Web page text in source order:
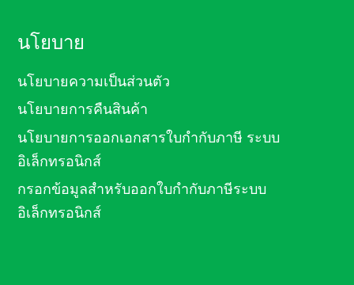
นโยบาย
นโยบายความเป็นส่วนตัว
นโยบายการคืนสินค้า
นโยบายการออกเอกสารใบกำกับภาษี ระบบ
อิเล็กทรอนิกส์
กรอกข้อมูลสำหรับออกใบกำกับภาษีระบบ
อิเล็กทรอนิกส์